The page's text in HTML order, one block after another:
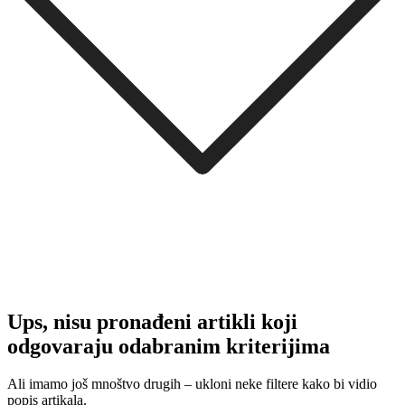
Ups, nisu pronađeni artikli koji
odgovaraju odabranim kriterijima
Ali imamo još mnoštvo drugih – ukloni neke filtere kako bi vidio
popis artikala.